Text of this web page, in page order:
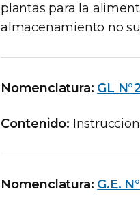
plantas para la
almacenamiento no
Nomenclatura: GL
Contenido:
Nomenclatura: G.E.